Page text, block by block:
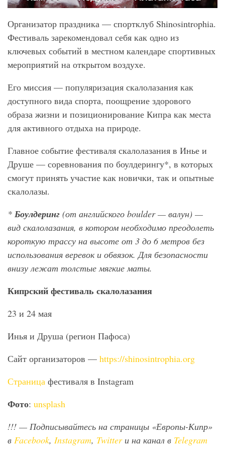
Организатор праздника — спортклуб Shinosintrophia.
Фестиваль зарекомендовал себя как одно из
ключевых событий в местном календаре спортивных
мероприятий на открытом воздухе.
Его миссия — популяризация скалолазания как
доступного вида спорта, поощрение здорового
образа жизни и позиционирование Кипра как места
для активного отдыха на природе.
Главное событие фестиваля скалолазания в Инье и
Друше — соревнования по боулдерингу*, в которых
смогут принять участие как новички, так и опытные
скалолазы.
* Боулдеринг (от английского boulder— валун) —
вид скалолазания, в котором необходимо преодолеть
короткую трассу на высоте от 3 до 6 метров без
использования веревок и обвязок. Для безопасности
внизу лежат толстые мягкие маты.
Кипрский фестиваль скалолазания
23 и 24 мая
Инья и Друша (регион Пафоса)
Сайт организаторов — https://shinosintrophia.org
Страница фестиваля в Instagram
Фото: unsplash
!!! — Подписывайтесь на страницы «Европы-Кипр»
в Facebook, Instagram, Twitterи на канал в Telegram